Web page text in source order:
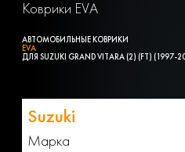
Коврики EVA
АВТОМОБИЛЬНЫЕ КОВРИКИ
EVA
ДЛЯ SUZUKI GRAND VITARA (2) (FT)
Марка